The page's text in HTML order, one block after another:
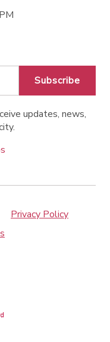
Subscribe
updates, news,
Privacy Policy